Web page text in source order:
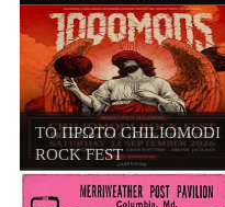
ΤΟ ΠΡΩΤΟ CHILIOMODI
ROCK FEST